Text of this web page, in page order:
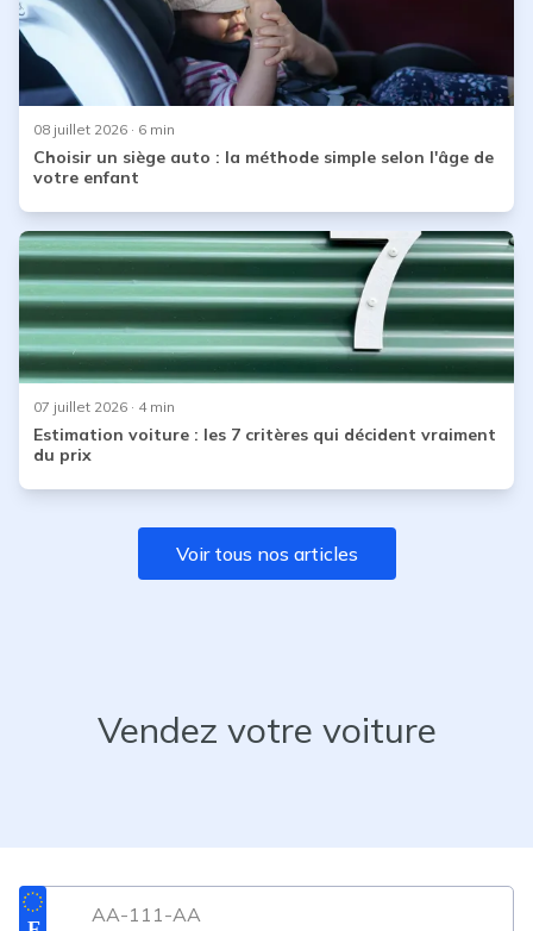
08 juillet 2026 · 6 min
Choisir un siège auto : la méthode simple selon l'âge de
votre enfant
07 juillet 2026 · 4 min
Estimation voiture : les 7 critères qui décident vraiment
du prix
Voir tous nos articles
Vendez votre voiture